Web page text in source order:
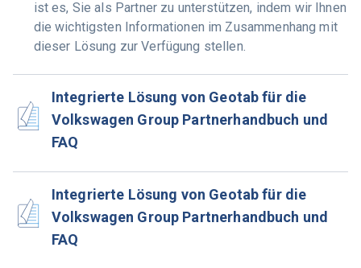
ist es, Sie als Partner zu unterstützen, indem wir Ihnen
die wichtigsten Informationen im Zusammenhang mit
dieser Lösung zur Verfügung stellen.
Integrierte Lösung von Geotab für die
Volkswagen Group Partnerhandbuch und
FAQ
Integrierte Lösung von Geotab für die
Volkswagen Group Partnerhandbuch und
FAQ